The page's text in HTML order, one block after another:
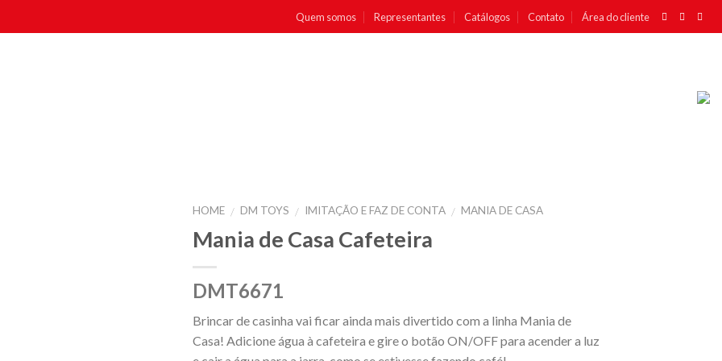
Quem somos Representantes Catálogos Contato Área do cliente
HOME / DM TOYS / IMITAÇÃO E FAZ DE CONTA / MANIA DE CASA
Mania de Casa Cafeteira
DMT6671
Brincar de casinha vai ficar ainda mais divertido com a linha Mania de
Casa! Adicione água à cafeteira e gire o botão ON/OFF para acender a luz